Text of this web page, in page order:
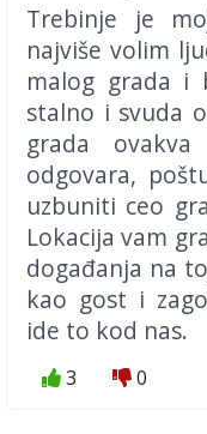
Trebinje je
najviše volim
malog grada i
stalno i svuda
grada
odgovara,
uzbuniti ceo
Lokacija vam
događanja na
kao gost i
ide to kod nas.
3 0